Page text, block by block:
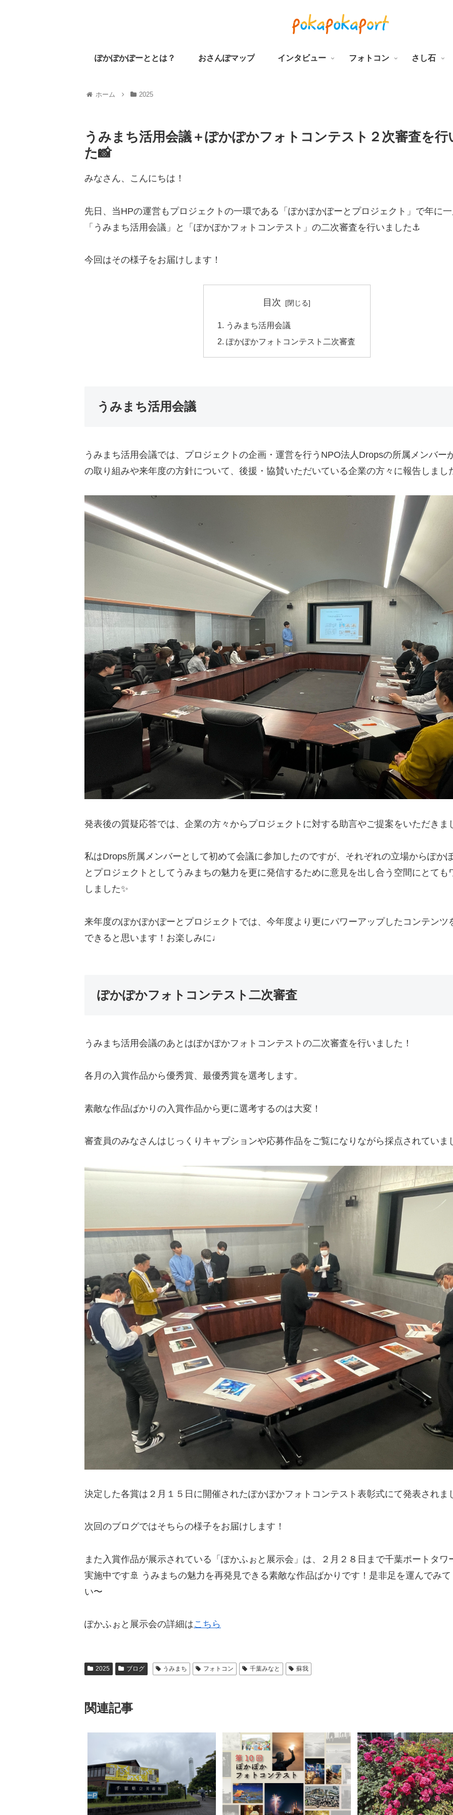
ぽかぽかぽーととは？ おさんぽマップ インタビュー フォトコン さし石
ホーム 2025
うみまち活用会議＋ぽかぽかフォトコンテスト２次審査を行
た📸
みなさん、こんにちは！
先日、当HPの運営もプロジェクトの一環である「ぽかぽかぽーとプロジェクト」で年に
「うみまち活用会議」と「ぽかぽかフォトコンテスト」の二次審査を行いました⚓️
今回はその様子をお届けします！
目次
うみまち活用会議
ぽかぽかフォトコンテスト二次審査
うみまち活用会議
うみまち活用会議では、プロジェクトの企画・運営を行うNPO法人Dropsの所属メンバー
の取り組みや来年度の方針について、後援・協賛いただいている企業の方々に報告しまし
発表後の質疑応答では、企業の方々からプロジェクトに対する助言やご提案をいただきま
私はDrops所属メンバーとして初めて会議に参加したのですが、それぞれの立場からぽか
とプロジェクトとしてうみまちの魅力を更に発信するために意見を出し合う空間にとても
しました✨
来年度のぽかぽかぽーとプロジェクトでは、今年度より更にパワーアップしたコンテンツ
できると思います！お楽しみに♩
ぽかぽかフォトコンテスト二次審査
うみまち活用会議のあとはぽかぽかフォトコンテストの二次審査を行いました！
各月の入賞作品から優秀賞、最優秀賞を選考します。
素敵な作品ばかりの入賞作品から更に選考するのは大変！
審査員のみなさんはじっくりキャプションや応募作品をご覧になりながら採点されていま
決定した各賞は２月１５日に開催されたぽかぽかフォトコンテスト表彰式にて発表されま
次回のブログではそちらの様子をお届けします！
また入賞作品が展示されている「ぽかふぉと展示会」は、２月２８日まで千葉ポートタワ
実施中です🚢 うみまちの魅力を再発見できる素敵な作品ばかりです！是非足を運んでみ
い〜
ぽかふぉと展示会の詳細はこちら
2025 ブログ うみまち フォトコン 千葉みなと 蘇我
関連記事